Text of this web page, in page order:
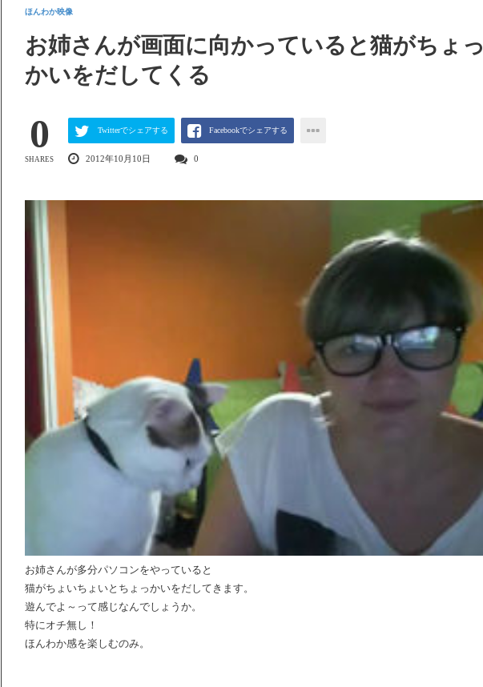
ほんわか映像
お姉さんが画面に向かっていると猫がちょっ
かいをだしてくる
0
SHARES
Twitterでシェアする Facebookでシェアする
2012年10月10日 0
お姉さんが多分パソコンをやっていると
猫がちょいちょいとちょっかいをだしてきます。
遊んでよ～って感じなんでしょうか。
特にオチ無し！
ほんわか感を楽しむのみ。